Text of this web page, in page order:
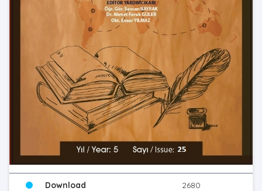
Download 2680